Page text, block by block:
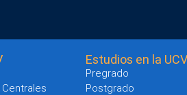
Estudios en la UCV
Pregrado
Postgrado